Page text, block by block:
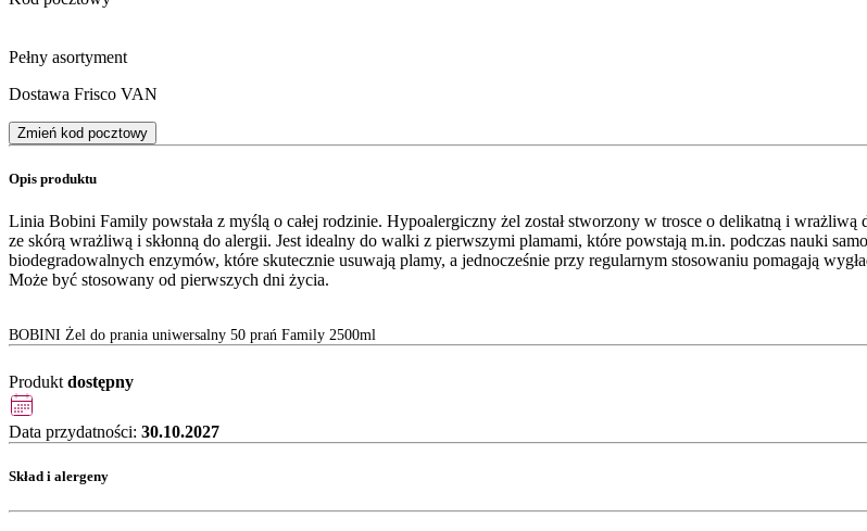
Pełny asortyment
Dostawa Frisco VAN
Zmień kod pocztowy
Opis produktu
Linia Bobini Family powstała z myślą o całej rodzinie. Hypoalergiczny żel został stworzony w trosce o delikatną i wrażliwą
ze skórą wrażliwą i skłonną do alergii. Jest idealny do walki z pierwszymi plamami, które powstają m.in. podczas nauki
biodegradowalnych enzymów, które skutecznie usuwają plamy, a jednocześnie przy regularnym stosowaniu pomagają
Może być stosowany od pierwszych dni życia.
BOBINI Żel do prania uniwersalny 50 prań Family 2500ml
Produkt dostępny
Data przydatności: 30.10.2027
Skład i alergeny